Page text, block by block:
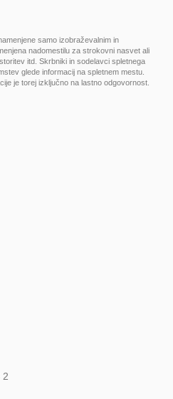
samo izobraževalnim in
nadomestilu za strokovni nasvet ali
itd. Skrbniki in sodelavci spletnega
glede informacij na spletnem mestu.
je torej izključno na lastno odgovornost.
2